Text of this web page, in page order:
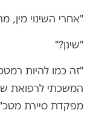
"אחרי השינוי מין,
"שינן?"
"זה כמו להיות
המשכתי לרפואת
מפקדת סיירת